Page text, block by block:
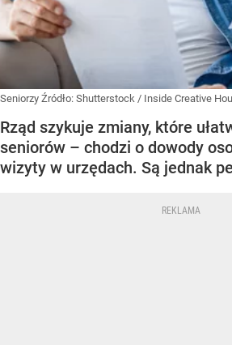
Seniorzy Źródło: Shutterstock / Inside Creative
Rząd szykuje zmiany, które
seniorów – chodzi o dowody
wizyty w urzędach. Są jednak